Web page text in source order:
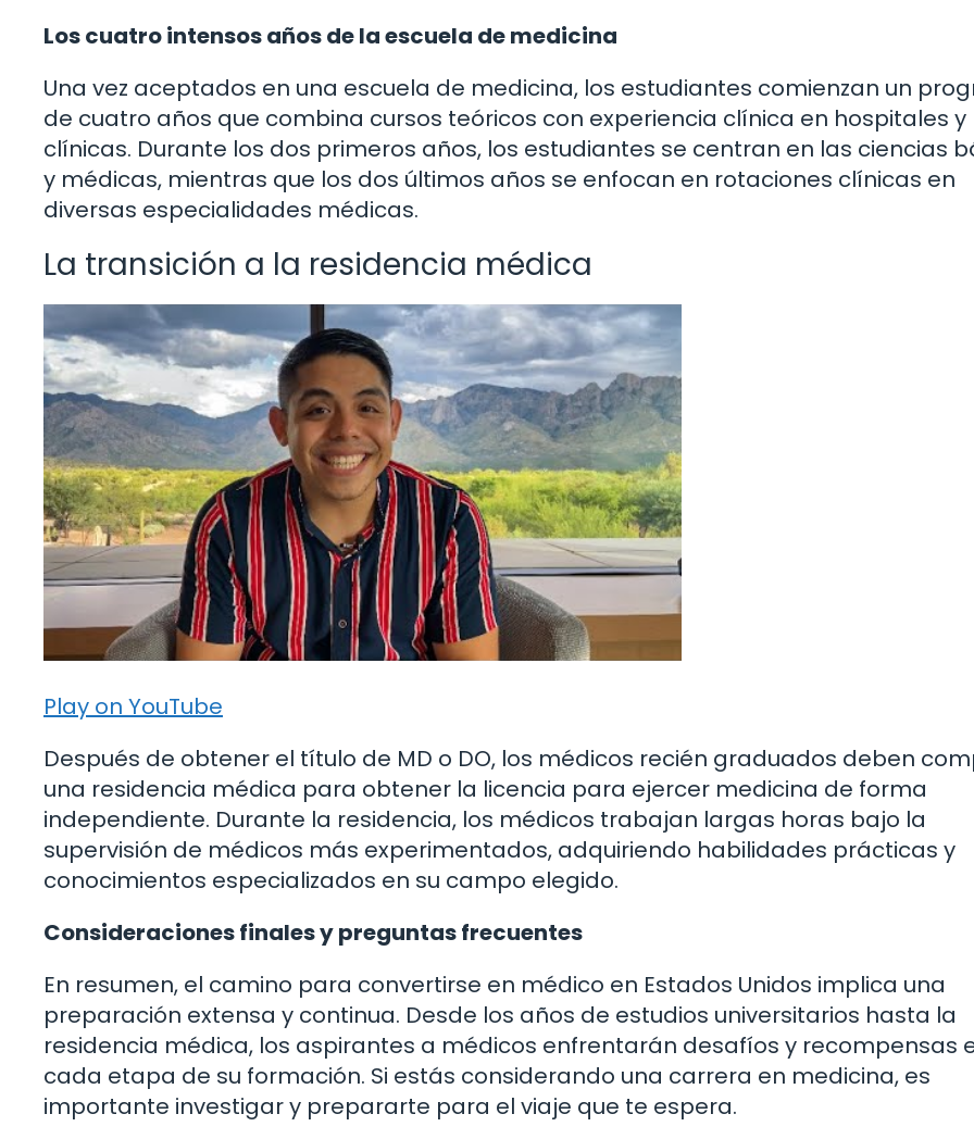
Los cuatro intensos años de la escuela de medicina
Una vez aceptados en una escuela de medicina, los estudiantes comienzan un
de cuatro años que combina cursos teóricos con experiencia clínica en hospitales y
clínicas. Durante los dos primeros años, los estudiantes se centran en las ciencias
y médicas, mientras que los dos últimos años se enfocan en rotaciones clínicas en
diversas especialidades médicas.
La transición a la residencia médica
Play on YouTube
Después de obtener el título de MD o DO, los médicos recién graduados deben
una residencia médica para obtener la licencia para ejercer medicina de forma
independiente. Durante la residencia, los médicos trabajan largas horas bajo la
supervisión de médicos más experimentados, adquiriendo habilidades prácticas y
conocimientos especializados en su campo elegido.
Consideraciones finales y preguntas frecuentes
En resumen, el camino para convertirse en médico en Estados Unidos implica una
preparación extensa y continua. Desde los años de estudios universitarios hasta la
residencia médica, los aspirantes a médicos enfrentarán desafíos y recompensas
cada etapa de su formación. Si estás considerando una carrera en medicina, es
importante investigar y prepararte para el viaje que te espera.